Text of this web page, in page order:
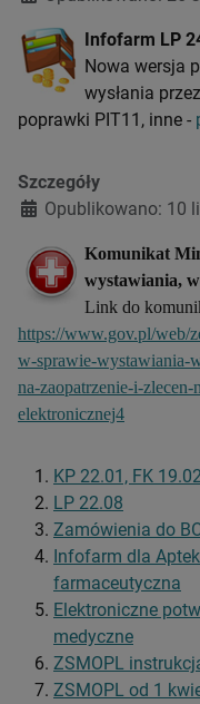
Infofarm LP
Nowa wersja
wysłania
poprawki PIT11, inne -
Szczegóły
Opublikowano: 10
Komunikat
wystawiania,
Link do
https://www.gov.pl/web/
w-sprawie-wystawiania-
na-zaopatrzenie-i-
elektronicznej4
KP 22.01, FK 19.02
LP 22.08
Zamówienia do
Infofarm dla
farmaceutyczna
Elektroniczne
medyczne
ZSMOPL
ZSMOPL od 1